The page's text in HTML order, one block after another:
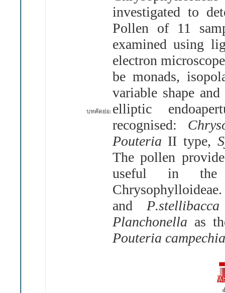
บทคัดย่อ:
investigated to
Pollen of 11
examined using
electron microscope
be monads,
variable shape
elliptic
recognised:
Pouteria II type,
The pollen
useful in the
Chrysophylloideae
and P.
Planchonella as
Pouteria